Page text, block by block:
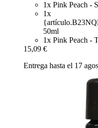
1x Pink Peach -
1x
50ml
1x Pink Peach -
15,09 €
Entrega hasta el 17